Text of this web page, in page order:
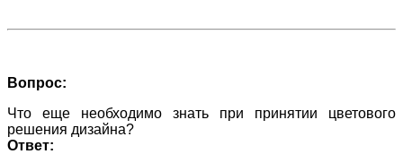
Вопрос:
Что еще необходимо знать при принятии цветового
решения дизайна?
Ответ: